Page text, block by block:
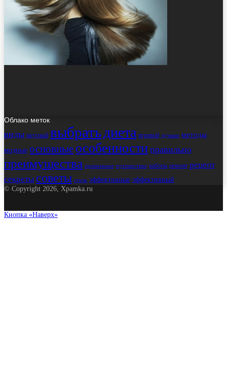
Облако меток
виды вкусный выбратьдиета игровой лучшие методы
модные основные особенности правильно
преимущества применение путешествие работы ремонт рецепт
секреты советы стиль эффективные эффективный
© Copyright 2026, Xpamka.ru
Кнопка «Наверх»